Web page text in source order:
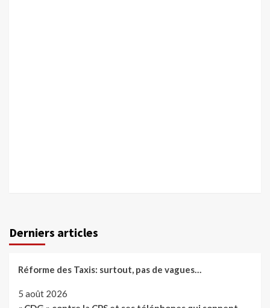
Derniers articles
Réforme des Taxis: surtout, pas de vagues…
5 août 2026